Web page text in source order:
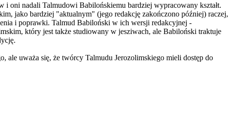
i oni nadali Talmudowi Babilońskiemu bardziej wypracowany kształt.
jako bardziej "aktualnym" (jego redakcję zakończono później) raczej,
i poprawki. Talmud Babiloński w ich wersji redakcyjnej -
który jest także studiowany w jesziwach, ale Babiloński traktuje
ale uważa się, że twórcy Talmudu Jerozolimskiego mieli dostęp do